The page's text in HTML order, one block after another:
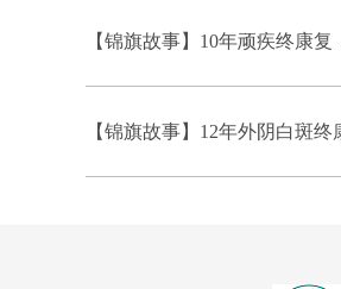
【锦旗故事】10年顽疾终康
【锦旗故事】12年外阴白斑